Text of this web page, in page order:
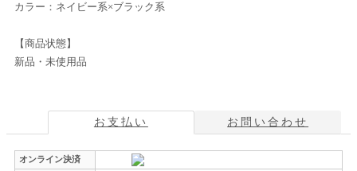
カラー：ネイビー系×ブラック系
【商品状態】
新品・未使用品
お支払い お問い合わせ
オンライン決済